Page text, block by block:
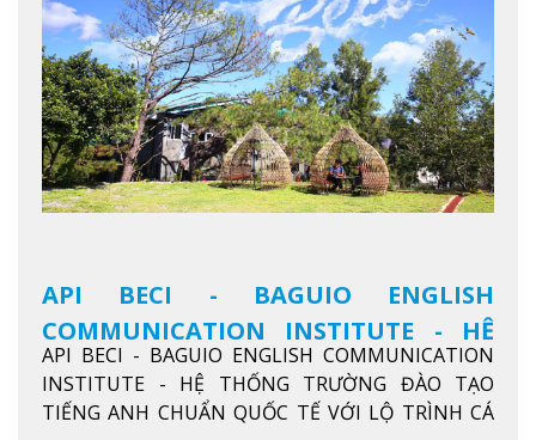
API BECI - BAGUIO ENGLISH
COMMUNICATION INSTITUTE - HỆ
THỐNG TRƯỜNG ĐÀO TẠO TIẾNG
ANH CHUẨN QUỐC TẾ
API BECI - BAGUIO ENGLISH COMMUNICATION
INSTITUTE - HỆ THỐNG TRƯỜNG ĐÀO TẠO
TIẾNG ANH CHUẨN QUỐC TẾ VỚI LỘ TRÌNH CÁ